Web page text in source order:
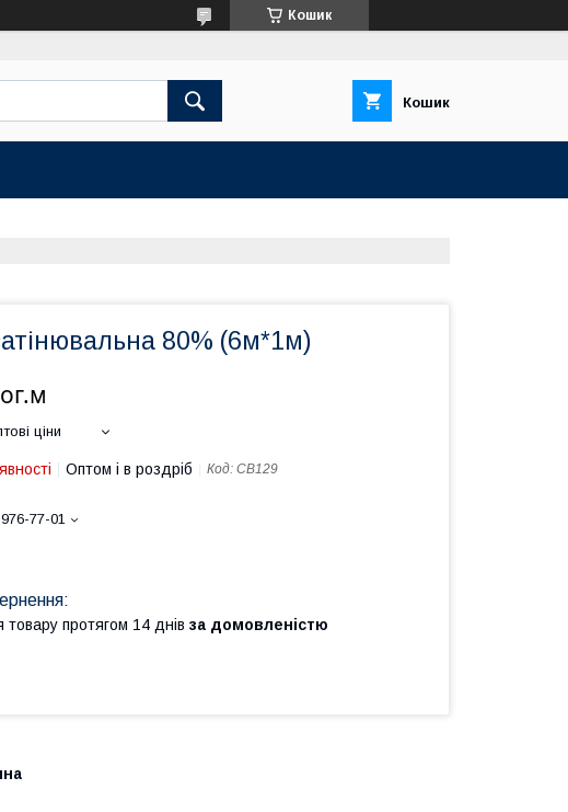
Кошик
Кошик
80% (6м*1м)
ціни
Оптом і в роздріб Код: СВ129
77-01
товару протягом 14 днів за домовленістю